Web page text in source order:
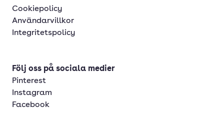
Cookiepolicy
Användarvillkor
Integritetspolicy
Följ oss på sociala medier
Pinterest
Instagram
Facebook